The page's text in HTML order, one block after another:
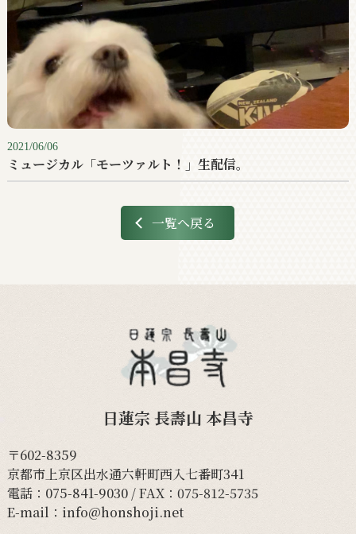
2021/06/06
ミュージカル「モーツァルト！」生配信。
一覧へ戻る
日蓮宗 長壽山 本昌寺
〒602-8359
京都市上京区出水通六軒町西入七番町341
電話： 075-841-9030/ FAX：075-812-5735
E-mail： info@honshoji.net